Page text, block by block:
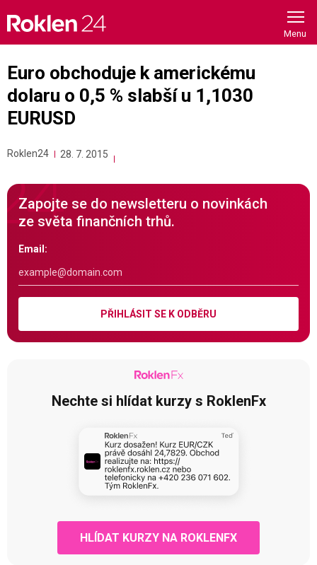
content
Euro obchoduje k americkému
dolaru o 0,5 % slabší u 1,1030
EURUSD
Roklen24 28. 7. 2015
Zapojte se do newsletteru o novinkách
ze světa finančních trhů.
Email:
PŘIHLÁSIT SE K ODBĚRU
Nechte si hlídat kurzy s RoklenFx
HLÍDAT KURZY NA ROKLENFX